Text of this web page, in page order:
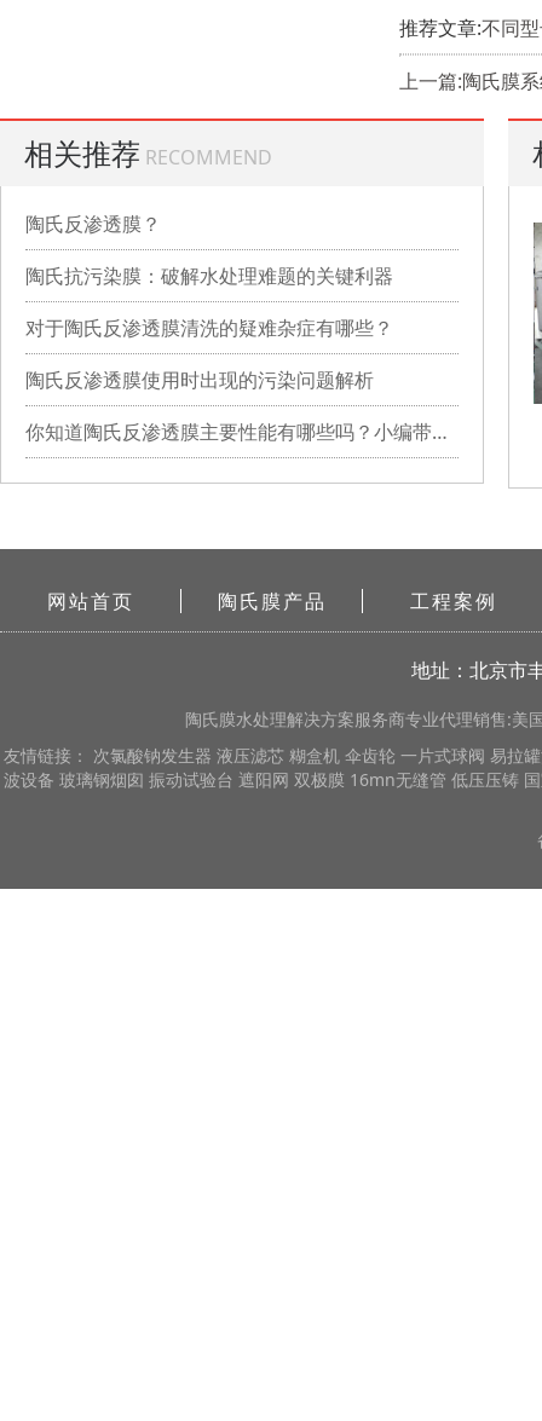
推荐文章:不同
上一篇:陶氏膜
相关推荐 RECOMMEND
陶氏反渗透膜？
陶氏抗污染膜：破解水处理难题的关键利器
对于陶氏反渗透膜清洗的疑难杂症有哪些？
陶氏反渗透膜使用时出现的污染问题解析
你知道陶氏反渗透膜主要性能有哪些吗？小编带你详细了解
网站首页 陶氏膜产品 工程案例
地址：北京市
陶氏膜水处理解决方案服务商专业代理销售:美
友情链接： 次氯酸钠发生器 液压滤芯 糊盒机 伞齿轮 一片式球阀 易拉
波设备 玻璃钢烟囱 振动试验台 遮阳网 双极膜 16mn无缝管 低压压铸